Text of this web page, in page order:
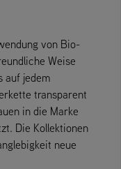
von Bio-
Weise
auf jedem
transparent
in die Marke
Die Kollektionen
neue